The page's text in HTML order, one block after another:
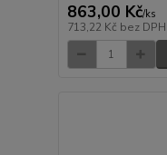
863,00 Kč/ks
713,22 Kč bez DPH